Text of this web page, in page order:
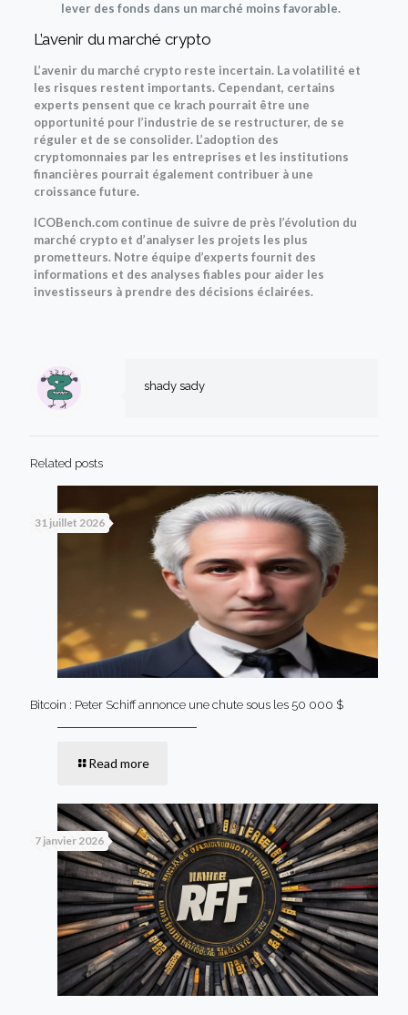
lever des fonds dans un marché moins favorable.
L’avenir du marché crypto
L’avenir du marché crypto reste incertain. La volatilité et
les risques restent importants. Cependant, certains
experts pensent que ce krach pourrait être une
opportunité pour l’industrie de se restructurer, de se
réguler et de se consolider. L’adoption des
cryptomonnaies par les entreprises et les institutions
financières pourrait également contribuer à une
croissance future.
ICOBench.com continue de suivre de près l’évolution du
marché crypto et d’analyser les projets les plus
prometteurs. Notre équipe d’experts fournit des
informations et des analyses fiables pour aider les
investisseurs à prendre des décisions éclairées.
shady sady
Related posts
31 juillet 2026
Bitcoin : Peter Schiff annonce une chute sous les 50 000 $
Read more
7 janvier 2026